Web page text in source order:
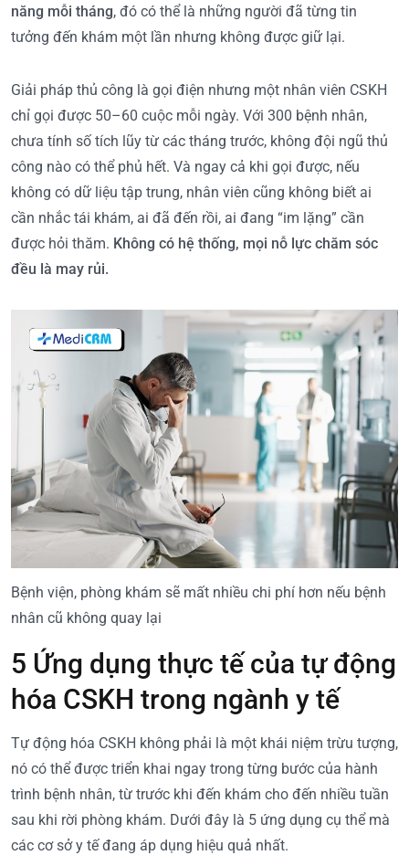
năng mỗi tháng, đó có thể là những người đã từng tin
tưởng đến khám một lần nhưng không được giữ lại.
Giải pháp thủ công là gọi điện nhưng một nhân viên CSKH
chỉ gọi được 50–60 cuộc mỗi ngày. Với 300 bệnh nhân,
chưa tính số tích lũy từ các tháng trước, không đội ngũ thủ
công nào có thể phủ hết. Và ngay cả khi gọi được, nếu
không có dữ liệu tập trung, nhân viên cũng không biết ai
cần nhắc tái khám, ai đã đến rồi, ai đang “im lặng” cần
được hỏi thăm. Không có hệ thống, mọi nỗ lực chăm sóc
đều là may rủi.
Bệnh viện, phòng khám sẽ mất nhiều chi phí hơn nếu bệnh
nhân cũ không quay lại
5 Ứng dụng thực tế của tự động
hóa CSKH trong ngành y tế
Tự động hóa CSKH không phải là một khái niệm trừu tượng,
nó có thể được triển khai ngay trong từng bước của hành
trình bệnh nhân, từ trước khi đến khám cho đến nhiều tuần
sau khi rời phòng khám. Dưới đây là 5 ứng dụng cụ thể mà
các cơ sở y tế đang áp dụng hiệu quả nhất.